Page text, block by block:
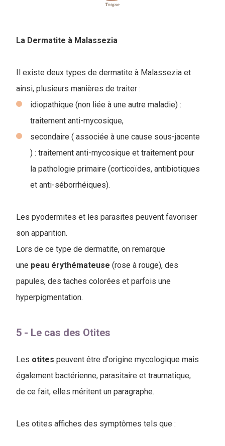
La Dermatite à Malassezia
Il existe deux types de dermatite à Malassezia et
ainsi, plusieurs manières de traiter :
idiopathique (non liée à une autre maladie) :
traitement anti-mycosique,
secondaire ( associée à une cause sous-jacente
) : traitement anti-mycosique et traitement pour
la pathologie primaire (corticoïdes, antibiotiques
et anti-séborrhéiques).
Les pyodermites et les parasites peuvent favoriser
son apparition.
Lors de ce type de dermatite, on remarque
une peau érythémateuse (rose à rouge), des
papules, des taches colorées et parfois une
hyperpigmentation.
5 - Le cas des Otites
Les otites peuvent être d'origine mycologique mais
également bactérienne, parasitaire et traumatique,
de ce fait, elles méritent un paragraphe.
Les otites affiches des symptômes tels que :